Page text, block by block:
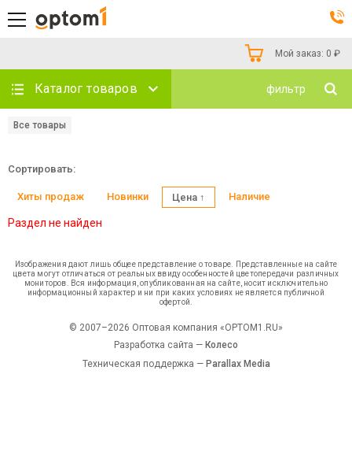
Мой заказ: 0 ₽
Каталог товаров фильтр
Все товары
Сортировать:
Хиты продаж Новинки Цена ↑ Наличие
Раздел не найден
Изображения дают лишь общее представление о товаре. Представленные на сайте
цвета могут отличаться от реальных ввиду особенностей цветопередачи различных
мониторов. Вся информация, опубликованная на сайте, носит исключительно
информационный характер и ни при каких условиях не является публичной
офертой.
© 2007–2026 Оптовая компания «OPTOM1.RU»
Разработка сайта — Колесо
Техническая поддержка — Parallax Media